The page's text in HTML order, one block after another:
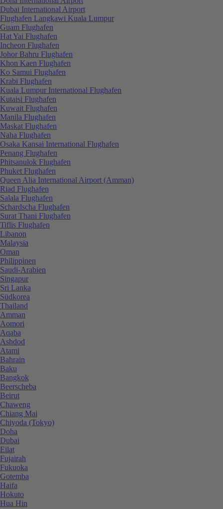
Dubai International Airport
Flughafen Langkawi Kuala Lumpur
Guam Flughafen
Hat Yai Flughafen
Incheon Flughafen
Johor Bahru Flughafen
Khon Kaen Flughafen
Ko Samui Flughafen
Krabi Flughafen
Kuala Lumpur International Flughafen
Kutaisi Flughafen
Kuwait Flughafen
Manila Flughafen
Maskat Flughafen
Naha Flughafen
Osaka Kansai International Flughafen
Penang Flughafen
Phitsanulok Flughafen
Phuket Flughafen
Queen Alia International Airport (Amman)
Riad Flughafen
Salala Flughafen
Schardscha Flughafen
Surat Thani Flughafen
Tiflis Flughafen
Libanon
Malaysia
Oman
Philippinen
Saudi-Arabien
Singapur
Sri Lanka
Südkorea
Thailand
Amman
Aomori
Aqaba
Ashdod
Atami
Bahrain
Baku
Bangkok
Beerscheba
Beirut
Chaweng
Chiang Mai
Chiyoda (Tokyo)
Doha
Dubai
Eilat
Fujairah
Fukuoka
Gotemba
Haifa
Hokuto
Hua Hin